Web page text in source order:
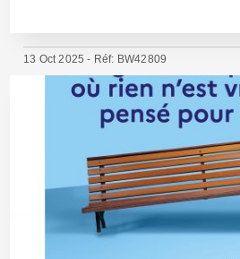
13 Oct 2025 - Réf: BW42809